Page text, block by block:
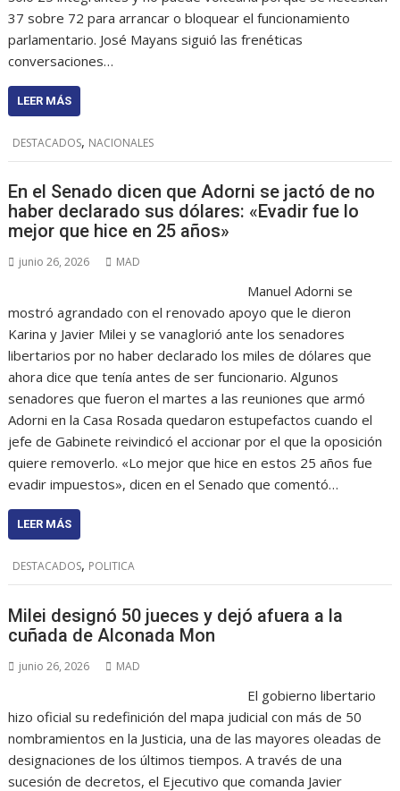
37 sobre 72 para arrancar o bloquear el funcionamiento
parlamentario. José Mayans siguió las frenéticas
conversaciones…
LEER MÁS
DESTACADOS, NACIONALES
En el Senado dicen que Adorni se jactó de no
haber declarado sus dólares: «Evadir fue lo
mejor que hice en 25 años»
junio 26, 2026 MAD
Manuel Adorni se
mostró agrandado con el renovado apoyo que le dieron
Karina y Javier Milei y se vanaglorió ante los senadores
libertarios por no haber declarado los miles de dólares que
ahora dice que tenía antes de ser funcionario. Algunos
senadores que fueron el martes a las reuniones que armó
Adorni en la Casa Rosada quedaron estupefactos cuando el
jefe de Gabinete reivindicó el accionar por el que la oposición
quiere removerlo. «Lo mejor que hice en estos 25 años fue
evadir impuestos», dicen en el Senado que comentó…
LEER MÁS
DESTACADOS, POLITICA
Milei designó 50 jueces y dejó afuera a la
cuñada de Alconada Mon
junio 26, 2026 MAD
El gobierno libertario
hizo oficial su redefinición del mapa judicial con más de 50
nombramientos en la Justicia, una de las mayores oleadas de
designaciones de los últimos tiempos. A través de una
sucesión de decretos, el Ejecutivo que comanda Javier